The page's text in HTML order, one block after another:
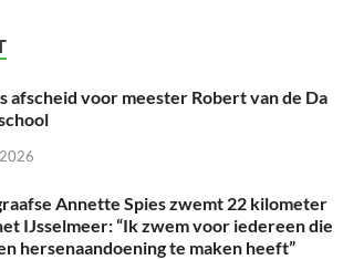
afscheid voor meester Robert van de Da
Annette Spies zwemt 22 kilometer
IJsselmeer: “Ik zwem voor iedereen die
hersenaandoening te maken heeft”